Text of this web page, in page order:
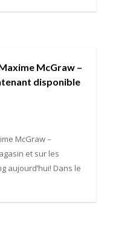
McGraw –
disponible
McGraw –
et sur les
aujourd’hui! Dans le